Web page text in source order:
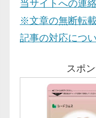
当サイトへの連
※文章の無断転
記事の対応につ
スポ